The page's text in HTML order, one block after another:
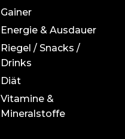
Gainer
Energie & Ausdauer
Riegel / Snacks /
Drinks
Diät
Vitamine &
Mineralstoffe